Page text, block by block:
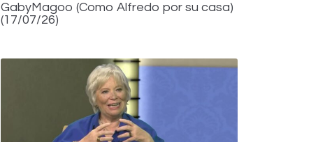
GabyMagoo (Como Alfredo por su casa)
(17/07/26)